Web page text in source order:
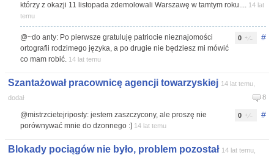
którzy z okazji 11 listopada zdemolowali Warszawę w tamtym roku.... 14 lat
temu
#
0
@~do anty: Po pierwsze gratuluję patriocie nieznajomości
ortografii rodzimego języka, a po drugie nie będziesz mi mówić
co mam robić. 14 lat temu
Szantażował pracownicę agencji towarzyskiej 14 lat temu,
dodał
8
#
0
@mistrzcietejriposty: jestem zaszczycony, ale proszę nie
porównywać mnie do dzonnego :] 14 lat temu
Blokady pociągów nie było, problem pozostał 14 lat temu,